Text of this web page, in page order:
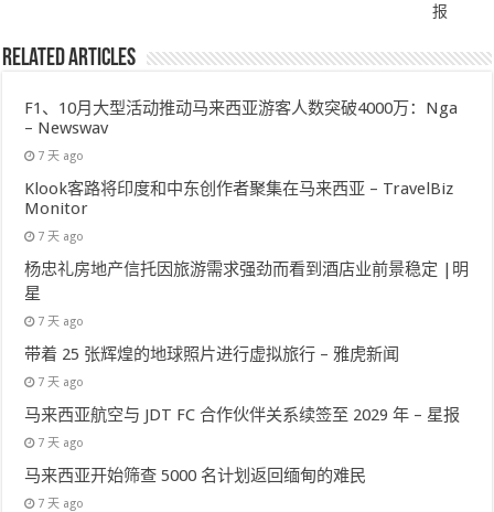
报
Related Articles
F1、10月大型活动推动马来西亚游客人数突破4000万：Nga
– Newswav
7 天 ago
Klook客路将印度和中东创作者聚集在马来西亚 – TravelBiz
Monitor
7 天 ago
杨忠礼房地产信托因旅游需求强劲而看到酒店业前景稳定 |明
星
7 天 ago
带着 25 张辉煌的地球照片进行虚拟旅行 – 雅虎新闻
7 天 ago
马来西亚航空与 JDT FC 合作伙伴关系续签至 2029 年 – 星报
7 天 ago
马来西亚开始筛查 5000 名计划返回缅甸的难民
7 天 ago